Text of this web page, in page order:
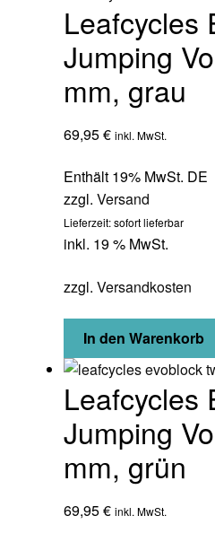
Leafcycles
Jumping
mm, grau
69,95€ inkl. MwSt.
Enthält 19% MwSt. DE
zzgl. Versand
Lieferzeit: sofort lieferbar
inkl. 19 % MwSt.
zzgl. Versandkosten
In den Warenkorb
Leafcycles
Jumping
mm, grün
69,95€ inkl. MwSt.